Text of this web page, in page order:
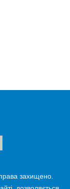
захищено.